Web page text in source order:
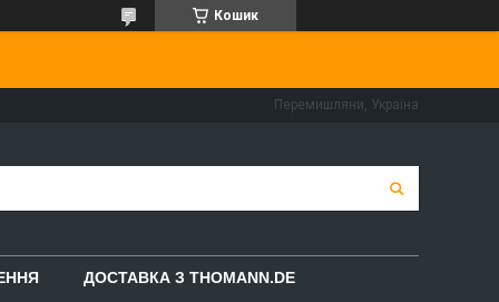
Кошик
Перемишляни, Україна
ДОСТАВКА З THOMANN.DE